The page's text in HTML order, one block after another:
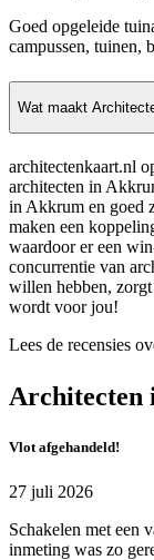
Goed opgeleide
campussen, tuinen,
Wat maakt
architectenkaart.nl
architecten in
in Akkrum en goed
maken een
waardoor er een
concurrentie van
willen hebben,
wordt voor jou!
Lees de recensies
Architecten
Vlot afgehandeld!
27 juli 2026
Schakelen met een
inmeting was zo